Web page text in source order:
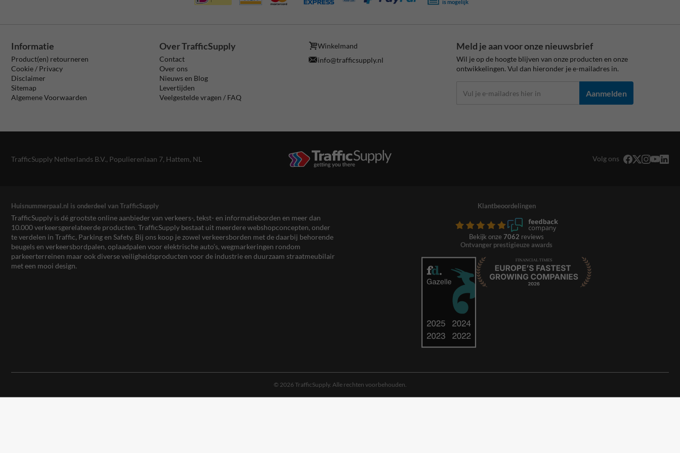
is mogelijk
Informatie
Product(en) retourneren
Cookie / Privacy
Disclaimer
Sitemap
Algemene Voorwaarden
Over TrafficSupply
Contact
Over ons
Nieuws en Blog
Levertijden
Veelgestelde vragen / FAQ
Winkelmand
info@trafficsupply.nl
Meld je aan voor onze nieuwsbrief
Wil je op de hoogte blijven van onze producten en onze
ontwikkelingen. Vul dan hieronder je e-mailadres in.
Aanmelden
TrafficSupply Netherlands B.V., Populierenlaan 7, Hattem, NL Volg ons
Huisnummerpaal.nl is onderdeel van TrafficSupply
TrafficSupply is dé grootste online aanbieder van verkeers-, tekst- en informatieborden en meer dan
10.000 verkeersgerelateerde producten. TrafficSupply bestaat uit meerdere webshopconcepten, onder
te verdelen in Traffic, Parking en Safety. Bij ons koop je zowel verkeersborden met de daarbij behorende
beugels en verkeersbordpalen, oplaadpalen voor elektrische auto’s, wegmarkeringen rondom
parkeerterreinen maar ook diverse veiligheidsproducten voor de industrie en duurzaam straatmeubilair
met een mooi design.
Klantbeoordelingen
Bekijk onze 7062 reviews
Ontvanger prestigieuze awards
© 2026 TrafficSupply. Alle rechten voorbehouden.